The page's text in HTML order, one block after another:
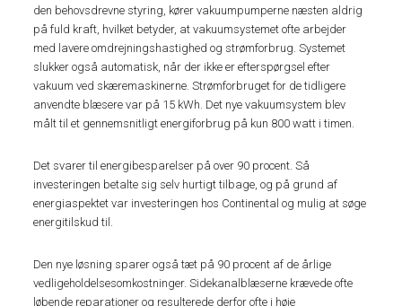
den behovsdrevne styring, kører vakuumpumperne næsten aldrig
på fuld kraft, hvilket betyder, at vakuumsystemet ofte arbejder
med lavere omdrejningshastighed og strømforbrug. Systemet
slukker også automatisk, når der ikke er efterspørgsel efter
vakuum ved skæremaskinerne. Strømforbruget for de tidligere
anvendte blæsere var på 15 kWh. Det nye vakuumsystem blev
målt til et gennemsnitligt energiforbrug på kun 800 watt i timen.
Det svarer til energibesparelser på over 90 procent. Så
investeringen betalte sig selv hurtigt tilbage, og på grund af
energiaspektet var investeringen hos Continental og mulig at søge
energitilskud til.
Den nye løsning sparer også tæt på 90 procent af de årlige
vedligeholdelsesomkostninger. Sidekanalblæserne krævede ofte
løbende reparationer og resulterede derfor ofte i høje